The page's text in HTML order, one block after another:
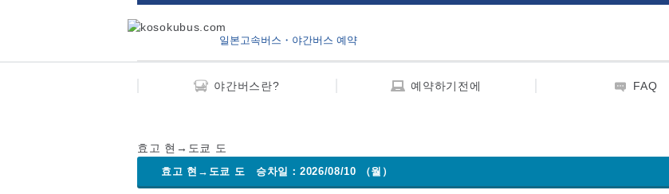
일본고속버스・야간버스 예약
야간버스란? 예약하기전에 FAQ
효고 현→도쿄 도
효고 현→도쿄 도 승차일：2026/08/10 （월）